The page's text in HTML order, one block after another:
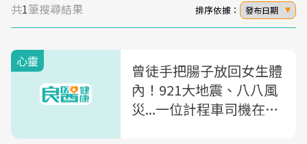
共1筆搜尋結果 排序依據： 發布日期
心靈
曾徒手把腸子放回女生體
內！921大地震、八八風
災...一位計程車司機在救